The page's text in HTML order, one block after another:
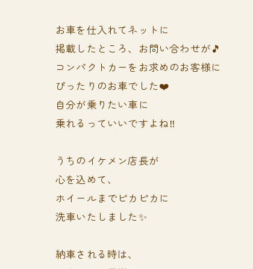
お車を仕入れてネットに
掲載したところ、お問い合わせが🎵
コンパクトカーをお求めのお客様に
ぴったりのお車でした❤️
自分が乗りたい車に
乗れるっていいですよね‼️
うちのイケメン店長が
心を込めて、
ホイールまでピカピカに
洗車いたしました✨
納車される時は、